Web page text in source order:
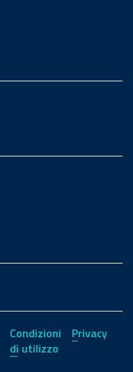
Condizioni
di utilizzo
Privacy